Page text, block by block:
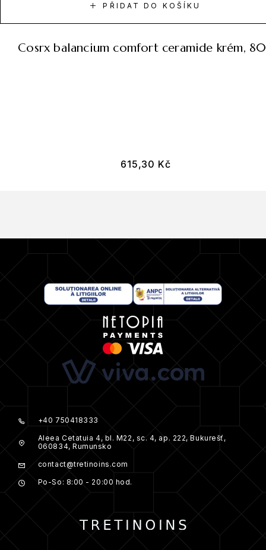
PŘIDAT DO KOŠÍKU
cosrx balancium comfort ceramide krém,
615,30 Kč
+40 750418333
Aleea Cetatuia 4, bl. M22, sc. 4, ap. 222, Bukurešť,
060834, Rumunsko
contact@tretinoins.com
Po-So: 8:00 - 20:00 hod.